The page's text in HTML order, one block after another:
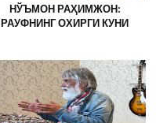
НЎЪМОН РАҲИМЖОН:
РАУФНИНГ ОХИРГИ КУНИ